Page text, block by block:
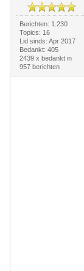
Berichten: 1.230
Topics: 16
Lid sinds: Apr 2017
Bedankt: 405
2439 x bedankt in
957 berichten